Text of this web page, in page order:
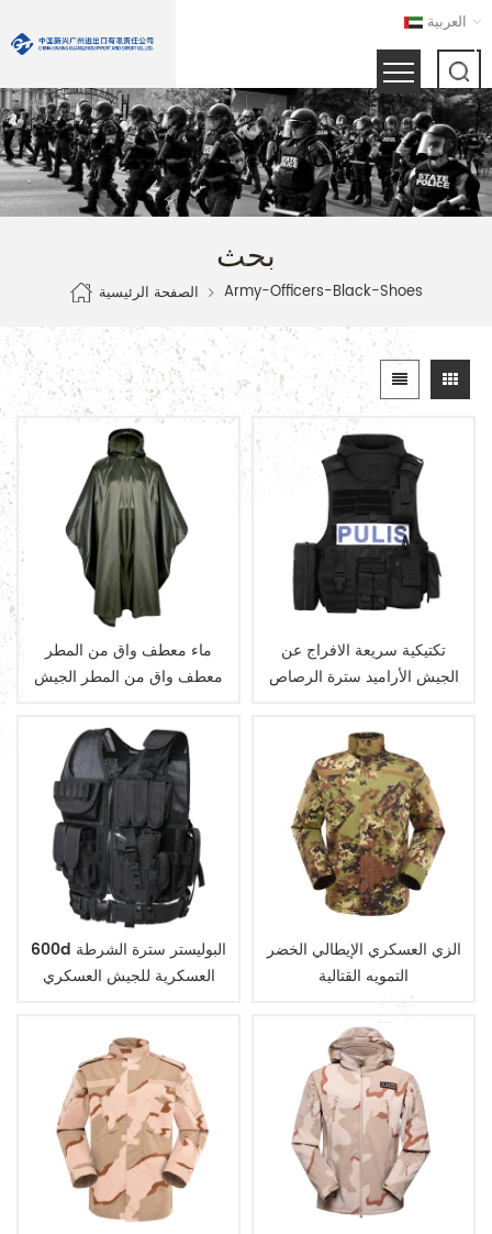
العربية
بحث
الصفحة الرئيسية Army-Officers-Black-Shoes
ماء معطف واق من المطر
معطف واق من المطر الجيش
تكتيكية سريعة الافراج عن
الجيش الأراميد سترة الرصاص
600d البوليستر سترة الشرطة
العسكرية للجيش العسكري
الزي العسكري الإيطالي الخضر
التمويه القتالية